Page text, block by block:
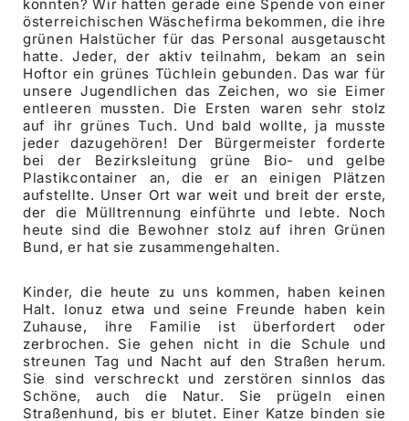
konnten? Wir hatten gerade eine Spende von einer
österreichischen Wäschefirma bekommen, die ihre
grünen Halstücher für das Personal ausgetauscht
hatte. Jeder, der aktiv teilnahm, bekam an sein
Hoftor ein grünes Tüchlein gebunden. Das war für
unsere Jugendlichen das Zeichen, wo sie Eimer
entleeren mussten. Die Ersten waren sehr stolz
auf ihr grünes Tuch. Und bald wollte, ja musste
jeder dazugehören! Der Bürgermeister forderte
bei der Bezirksleitung grüne Bio- und gelbe
Plastikcontainer an, die er an einigen Plätzen
aufstellte. Unser Ort war weit und breit der erste,
der die Mülltrennung einführte und lebte. Noch
heute sind die Bewohner stolz auf ihren Grünen
Bund, er hat sie zusammengehalten.
Kinder, die heute zu uns kommen, haben keinen
Halt. Ionuz etwa und seine Freunde haben kein
Zuhause, ihre Familie ist überfordert oder
zerbrochen. Sie gehen nicht in die Schule und
streunen Tag und Nacht auf den Straßen herum.
Sie sind verschreckt und zerstören sinnlos das
Schöne, auch die Natur. Sie prügeln einen
Straßenhund, bis er blutet. Einer Katze binden sie